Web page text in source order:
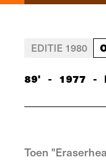
EDITIE 1980
89' - 1977 -
Toen